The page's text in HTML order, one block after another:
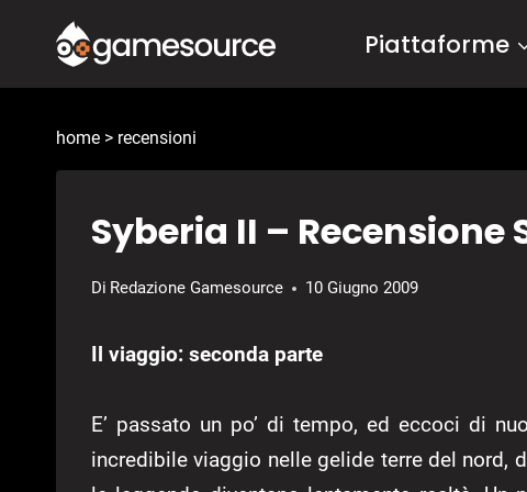
contenuto
Piattaforme
home > recensioni
Syberia II – Recensione
Di Redazione Gamesource 10 Giugno 2009
Il viaggio: seconda parte
E’ passato un po’ di tempo, ed eccoci di
incredibile viaggio nelle gelide terre del nord,